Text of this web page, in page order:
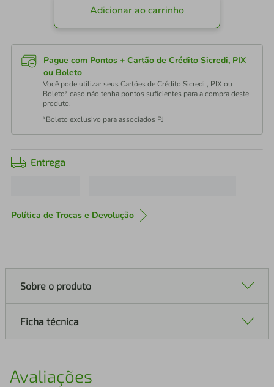
Adicionar ao carrinho
Pague com Pontos + Cartão de Crédito Sicredi, PIX
ou Boleto
Você pode utilizar seus Cartões de Crédito Sicredi , PIX ou
Boleto* caso não tenha pontos suficientes para a compra deste
produto.
*Boleto exclusivo para associados PJ
Entrega
Política de Trocas e Devolução
Sobre o produto
Ficha técnica
Avaliações